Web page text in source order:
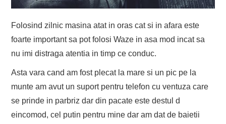
Folosind zilnic masina atat in oras cat si in afara este
foarte important sa pot folosi Waze in asa mod incat sa
nu imi distraga atentia in timp ce conduc.
Asta vara cand am fost plecat la mare si un pic pe la
munte am avut un suport pentru telefon cu ventuza care
se prinde in parbriz dar din pacate este destul d
eincomod, cel putin pentru mine dar am dat de baietii